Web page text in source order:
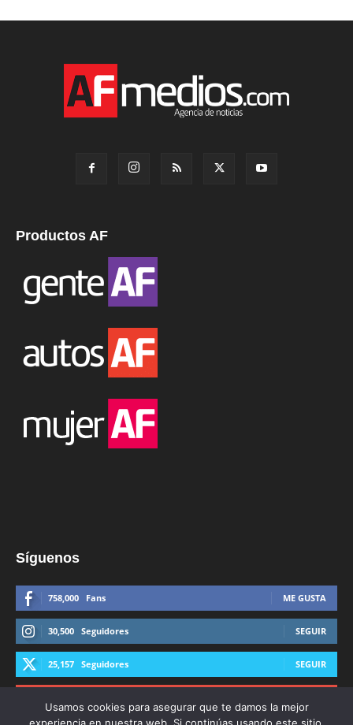
Productos AF
Síguenos
758,000 Fans ME GUSTA
30,500 Seguidores SEGUIR
25,157 Seguidores SEGUIR
Usamos cookies para asegurar que te damos la mejor